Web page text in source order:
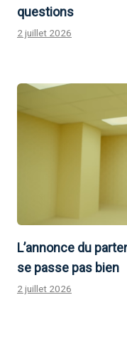
questions
2 juillet 2026
L’annonce du
se passe pas bien
2 juillet 2026